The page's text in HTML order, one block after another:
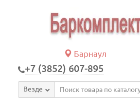
Барнаул
+7 (3852) 607-895
Везде